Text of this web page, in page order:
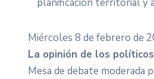
planificación territorial y
Miércoles 8 de febrero de
La opinión de los políticos
Mesa de debate moderada